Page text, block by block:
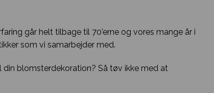
går helt tilbage til 70’erne og vores mange år i
som vi samarbejder med.
blomsterdekoration? Så tøv ikke med at